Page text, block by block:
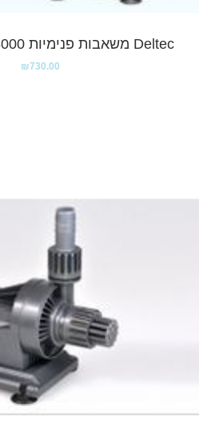
Deltec משאבות פנימיות AquaBee UP 3000
₪730.00